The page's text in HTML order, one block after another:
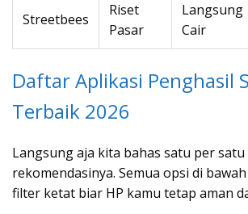
Streetbees
Riset
Pasar
Langsung
Cair
Daftar Aplikasi Penghasil
Terbaik 2026
Langsung aja kita bahas satu per satu
rekomendasinya. Semua opsi di
filter ketat biar HP kamu tetap aman